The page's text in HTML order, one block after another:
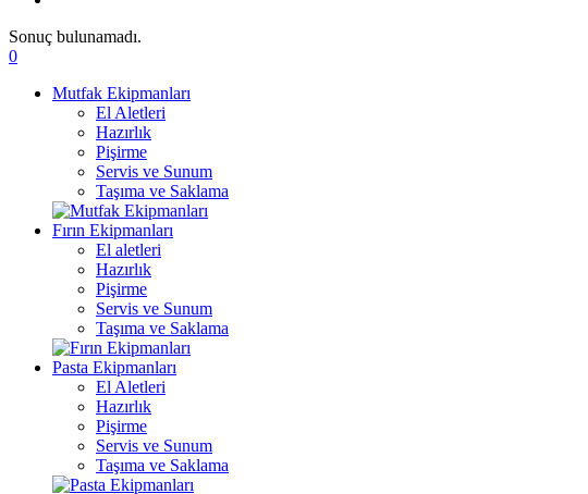
Sonuç bulunamadı.
0
Mutfak Ekipmanları
El Aletleri
Hazırlık
Pişirme
Servis ve Sunum
Taşıma ve Saklama
Fırın Ekipmanları
El aletleri
Hazırlık
Pişirme
Servis ve Sunum
Taşıma ve Saklama
Pasta Ekipmanları
El Aletleri
Hazırlık
Pişirme
Servis ve Sunum
Taşıma ve Saklama